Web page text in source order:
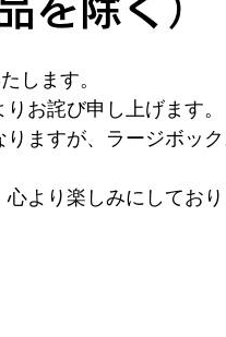
を除く）
します。
お詫び申し上げます。
ますが、ラージボッ
より楽しみにしてお